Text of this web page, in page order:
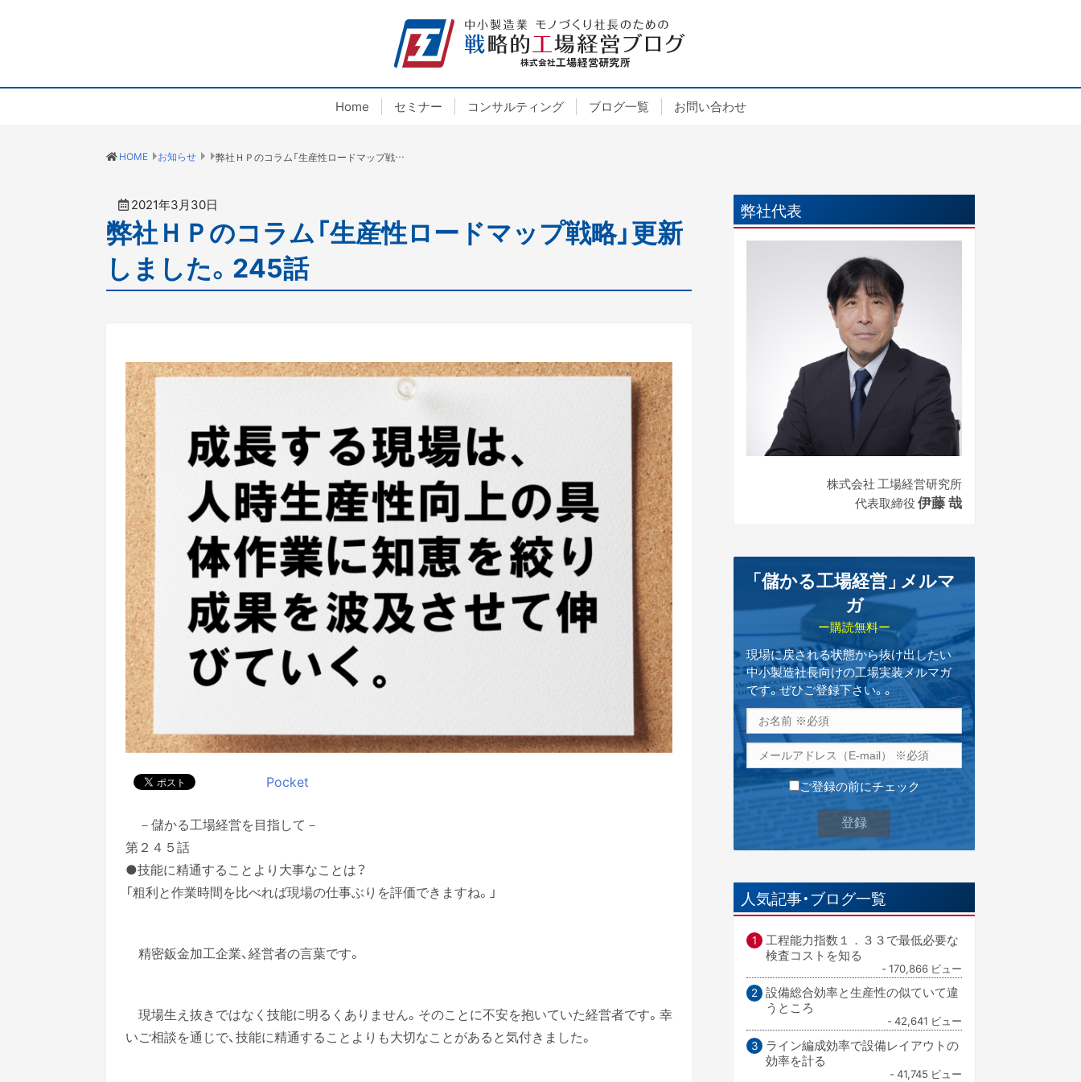
Home セミナー コンサルティング ブログ一覧 お問い合わせ
HOME お知らせ 弊社ＨＰのコラム「生産性ロードマップ戦略」更新しました。245話
2021年3月30日
弊社ＨＰのコラム「生産性ロードマップ戦略」更新
しました。245話
Pocket
－儲かる工場経営を目指して－
第２４５話
●技能に精通することより大事なことは？
「粗利と作業時間を比べれば現場の仕事ぶりを評価できますね。」
精密鈑金加工企業、経営者の言葉です。
現場生え抜きではなく技能に明るくありません。そのことに不安を抱いていた経営者です。幸
いご相談を通じで、技能に精通することよりも大切なことがあると気付きました。
弊社代表
株式会社 工場経営研究所
代表取締役伊藤 哉
「儲かる工場経営」 メルマ
ガ
ー購読無料ー
現場に戻される状態から抜け出したい
中小製造社長向けの工場実装メルマガ
です。ぜひご登録下さい。。
ご登録の前にチェック
人気記事・ブログ一覧
工程能力指数１．３３で最低必要な
検査コストを知る
- 170,866 ビュー
設備総合効率と生産性の似ていて違
うところ
- 42,641 ビュー
ライン編成効率で設備レイアウトの
効率を計る
- 41,745 ビュー